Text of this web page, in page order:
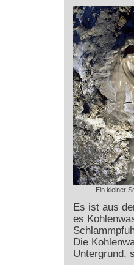
Ein kleiner
Es ist aus
es
Die
Untergrund,